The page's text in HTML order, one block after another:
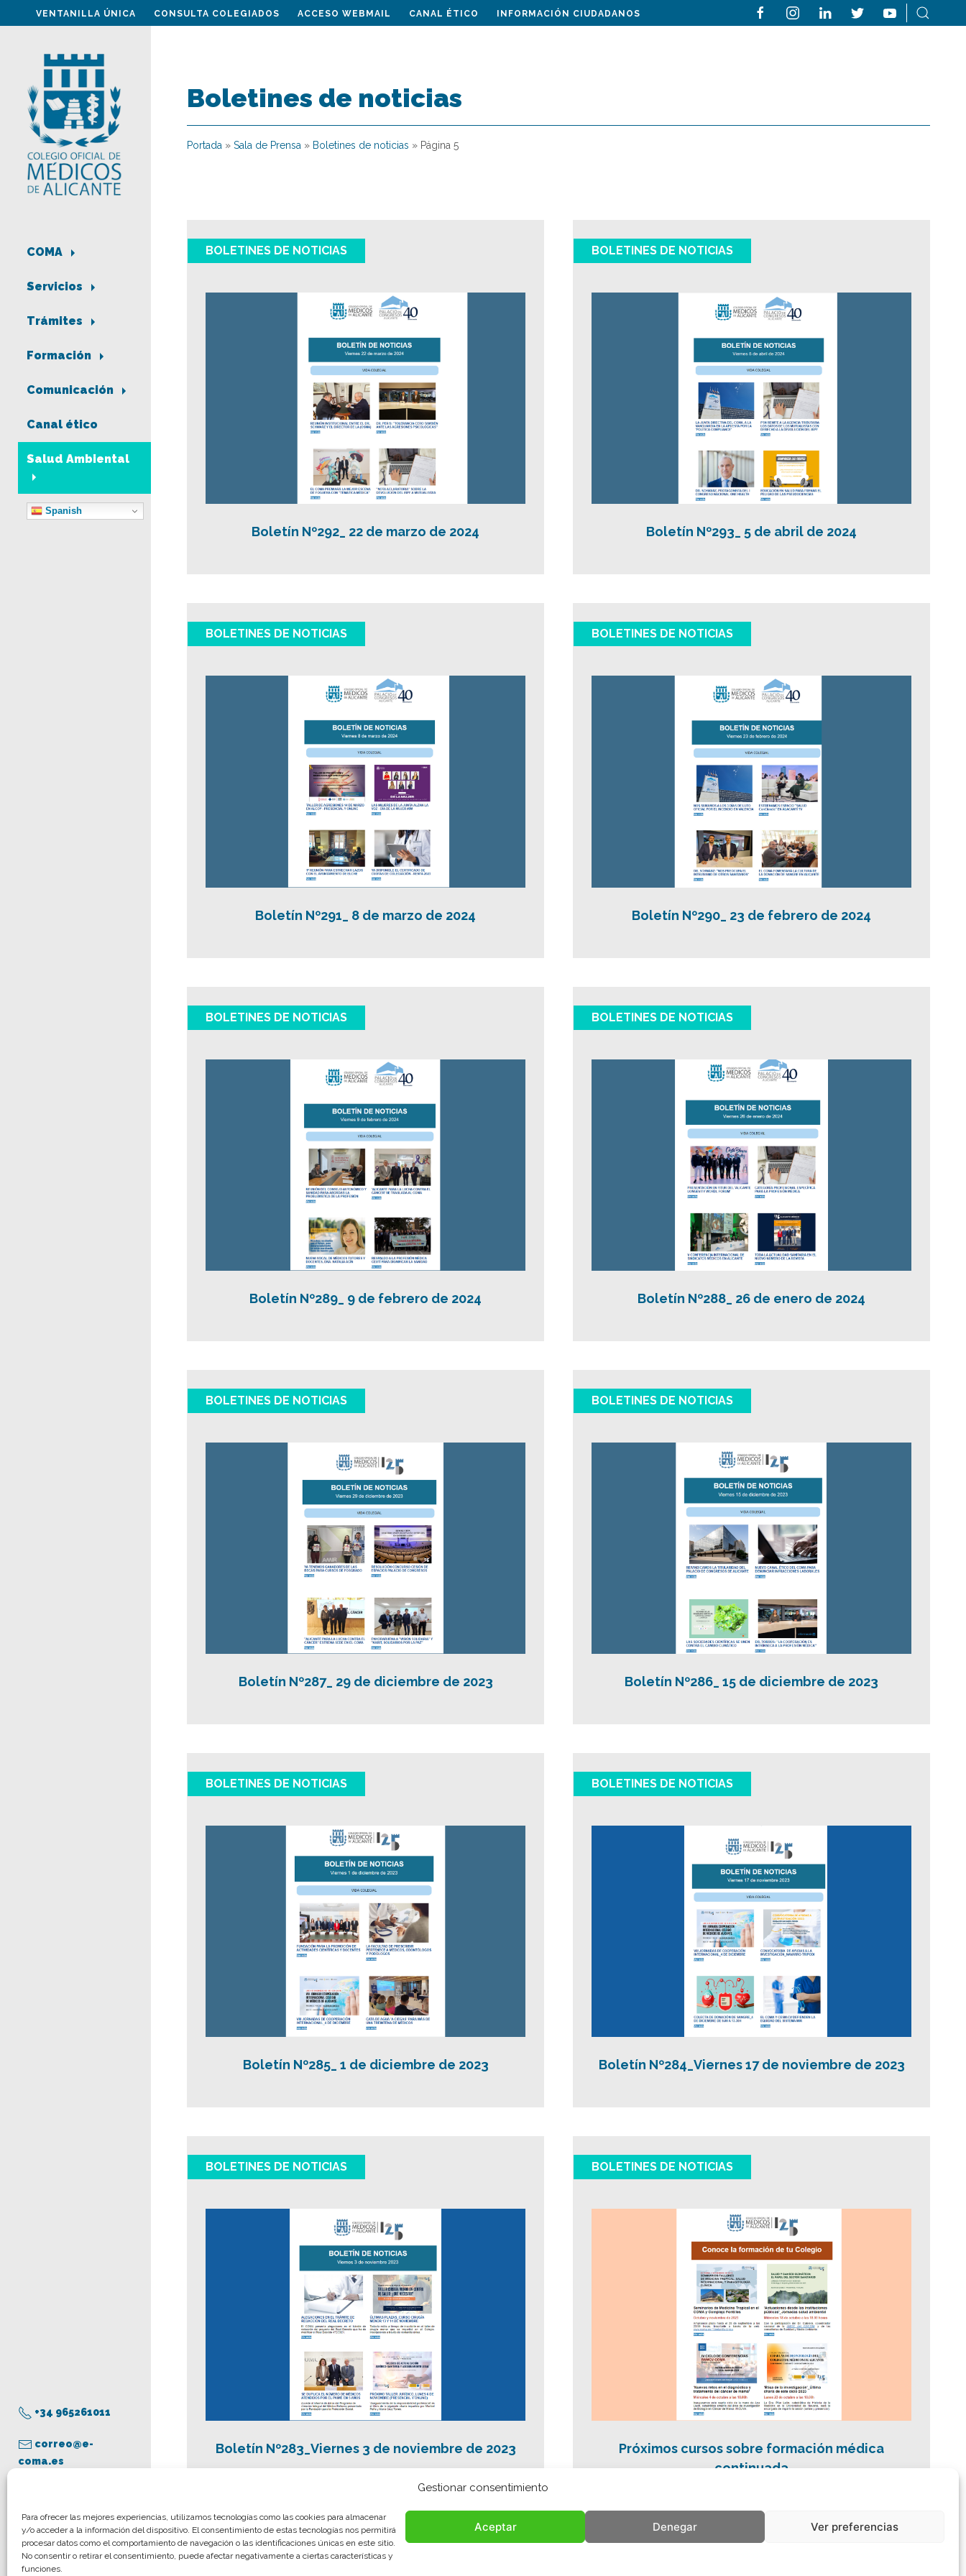
Gestionar consentimiento
Para ofrecer las mejores experiencias, utilizamos tecnologías como las cookies para almacenar
y/o acceder a la información del dispositivo. El consentimiento de estas tecnologías nos permitirá
procesar datos como el comportamiento de navegación o las identificaciones únicas en este sitio.
No consentir o retirar el consentimiento, puede afectar negativamente a ciertas características y
funciones.
Aceptar Denegar Ver preferencias
VENTANILLA ÚNICA CONSULTA COLEGIADOS ACCESO WEBMAIL CANAL ÉTICO INFORMACIÓN CIUDADANOS
COMA
Servicios
Trámites
Formación
Comunicación
Canal ético
Salud Ambiental
Spanish
+34 965261011
correo@e-
coma.es
Aviso legal
Política de privacidad
Política de cookies
Boletines de noticias
Portada » Sala de Prensa » Boletines de noticias » Página 5
BOLETINES DE NOTICIAS
Boletín Nº292_ 22 de marzo de 2024
BOLETINES DE NOTICIAS
Boletín Nº293_ 5 de abril de 2024
BOLETINES DE NOTICIAS
Boletín Nº291_ 8 de marzo de 2024
BOLETINES DE NOTICIAS
Boletín Nº290_ 23 de febrero de 2024
BOLETINES DE NOTICIAS
Boletín Nº289_ 9 de febrero de 2024
BOLETINES DE NOTICIAS
Boletín Nº288_ 26 de enero de 2024
BOLETINES DE NOTICIAS
Boletín Nº287_ 29 de diciembre de 2023
BOLETINES DE NOTICIAS
Boletín Nº286_ 15 de diciembre de 2023
BOLETINES DE NOTICIAS
Boletín Nº285_ 1 de diciembre de 2023
BOLETINES DE NOTICIAS
Boletín Nº284_Viernes 17 de noviembre de 2023
BOLETINES DE NOTICIAS
Boletín Nº283_Viernes 3 de noviembre de 2023
BOLETINES DE NOTICIAS
Próximos cursos sobre formación médica
continuada
<< < ... 3 4 5 6 7 ... 10 ... >